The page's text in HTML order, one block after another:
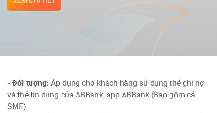
- Đối tượng: Áp dụng cho khách hàng sử dụng thẻ ghi nợ
và thẻ tín dụng của ABBank, app ABBank (Bao gồm cả
SME)